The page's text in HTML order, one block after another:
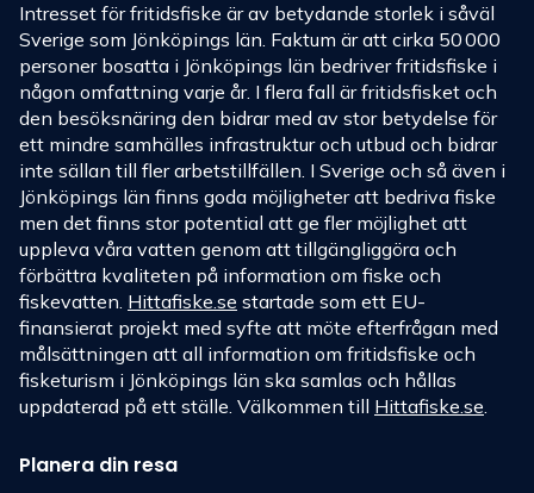
Intresset för fritidsfiske är av betydande storlek i såväl
Sverige som Jönköpings län. Faktum är att cirka 50 000
personer bosatta i Jönköpings län bedriver fritidsfiske i
någon omfattning varje år. I flera fall är fritidsfisket och
den besöksnäring den bidrar med av stor betydelse för
ett mindre samhälles infrastruktur och utbud och bidrar
inte sällan till fler arbetstillfällen. I Sverige och så även i
Jönköpings län finns goda möjligheter att bedriva fiske
men det finns stor potential att ge fler möjlighet att
uppleva våra vatten genom att tillgängliggöra och
förbättra kvaliteten på information om fiske och
fiskevatten. Hittafiske.se startade som ett EU-
finansierat projekt med syfte att möte efterfrågan med
målsättningen att all information om fritidsfiske och
fisketurism i Jönköpings län ska samlas och hållas
uppdaterad på ett ställe. Välkommen till Hittafiske.se.
Planera din resa